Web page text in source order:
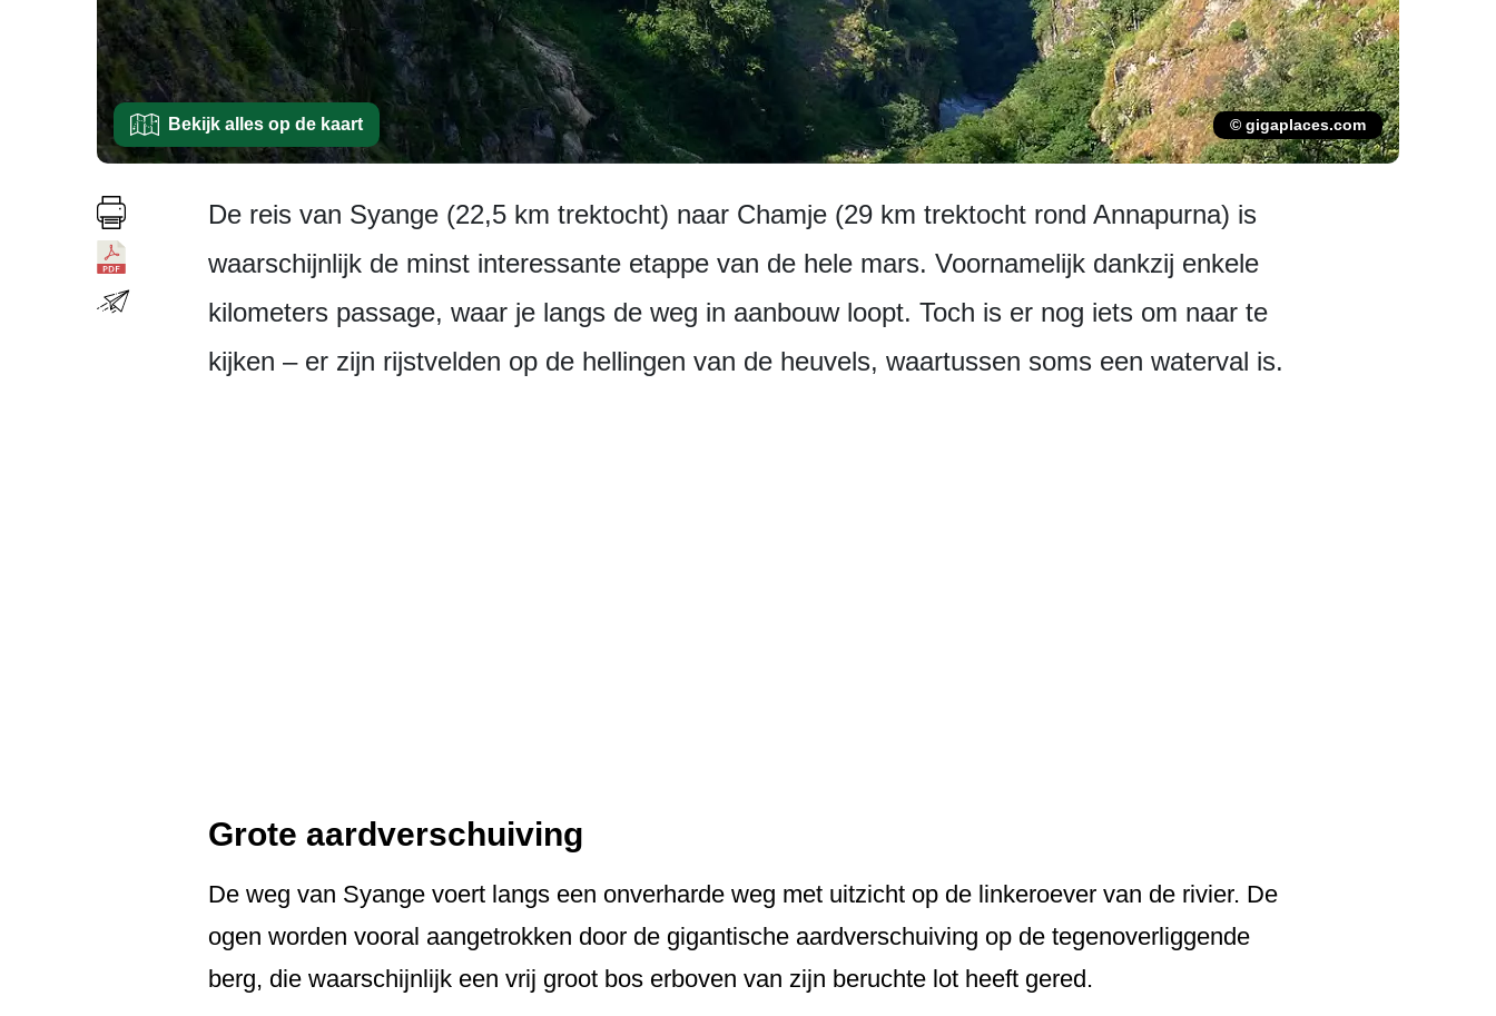
Bekijk alles op de kaart © gigaplaces.com
De reis van Syange (22,5 km trektocht) naar Chamje (29 km trektocht rond Annapurna) is
waarschijnlijk de minst interessante etappe van de hele mars. Voornamelijk dankzij enkele
kilometers passage, waar je langs de weg in aanbouw loopt. Toch is er nog iets om naar te
kijken – er zijn rijstvelden op de hellingen van de heuvels, waartussen soms een waterval is.
Grote aardverschuiving
De weg van Syange voert langs een onverharde weg met uitzicht op de linkeroever van de rivier. De
ogen worden vooral aangetrokken door de gigantische aardverschuiving op de tegenoverliggende
berg, die waarschijnlijk een vrij groot bos erboven van zijn beruchte lot heeft gered.